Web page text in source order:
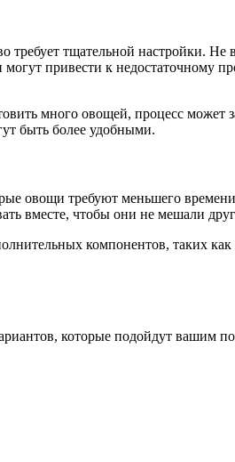
требует тщательной настройки.
привести к недостаточному
много овощей, процесс может
быть более удобными.
овощи требуют меньшего
вместе, чтобы они не мешали
компонентов, таких
которые подойдут вашим